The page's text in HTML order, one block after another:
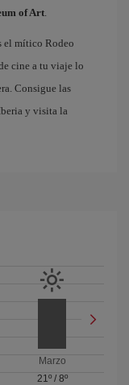
of Art.
el mítico Rodeo
cine a tu viaje lo
Consigue las
y visita la
Marzo
21º/ 8º